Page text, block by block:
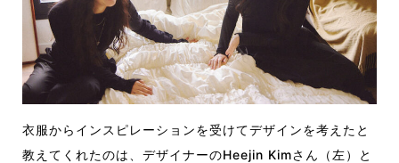
衣服からインスピレーションを受けてデザインを考えたと
教えてくれたのは、デザイナーのHeejin Kimさん（左）と